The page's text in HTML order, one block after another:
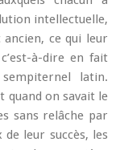
intellectuelle,
ce qui leur
à-dire en fait
latin.
quand on savait le
sans relâche par
leur succès, les